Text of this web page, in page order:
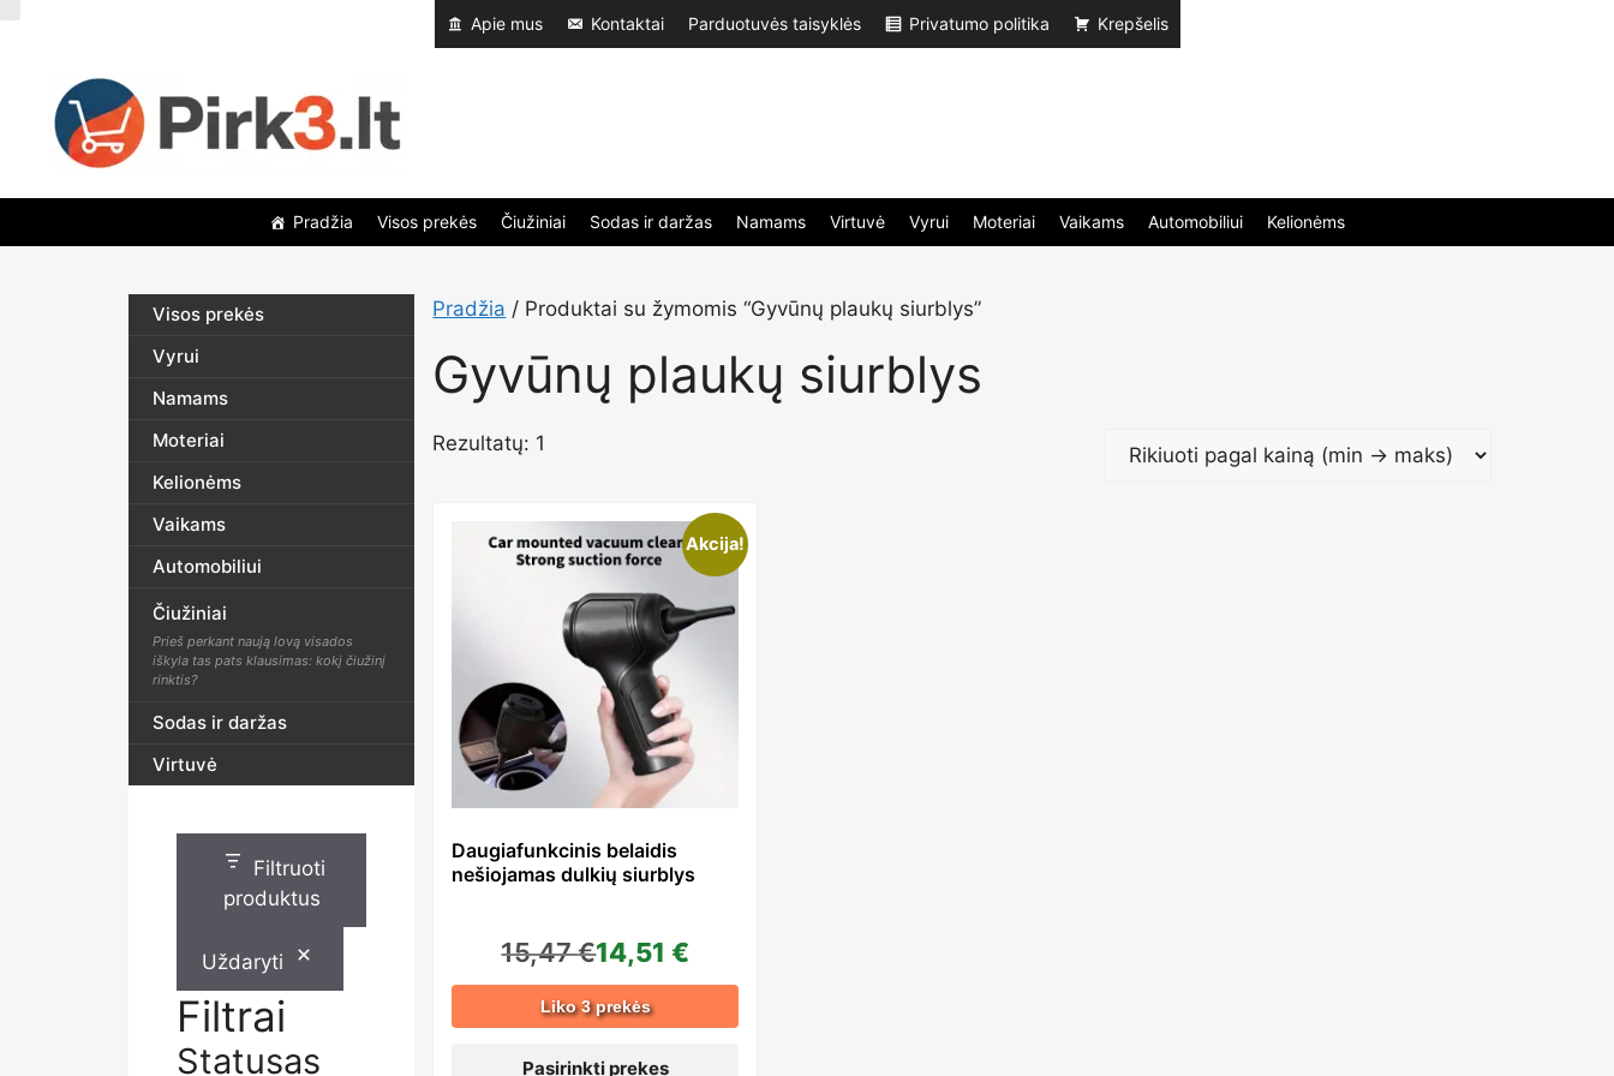
prie
turinio
Apie mus Kontaktai Parduotuvės taisyklės Privatumo politika Krepšelis
Pradžia Visos prekės Čiužiniai Sodas ir daržas Namams Virtuvė Vyrui Moteriai Vaikams Automobiliui Kelionėms
Pradžia / Produktai su žymomis “Gyvūnų plaukų siurblys”
Gyvūnų plaukų siurblys
Rezultatų: 1
Akcija!
Daugiafunkcinis belaidis
nešiojamas dulkių siurblys
15,47€14,51€
Liko 3 prekės
Pasirinkti prekes
This
product
has
multiple
variants.
The
Visos prekės
Vyrui
Namams
Moteriai
Kelionėms
Vaikams
Automobiliui
Čiužiniai
Prieš perkant naują lovą visados
iškyla tas pats klausimas: kokį čiužinį
rinktis?
Sodas ir daržas
Virtuvė
Filtruoti
produktus
Uždaryti
Filtrai
Statusas